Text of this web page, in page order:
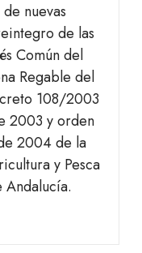
nuevas
de las
Común del
Regable del
108/2003
2003 y orden
2004 de la
y Pesca
Andalucía.